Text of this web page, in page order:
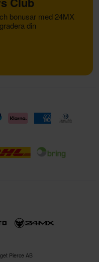
bonusar med 24MX
din
Pierce AB